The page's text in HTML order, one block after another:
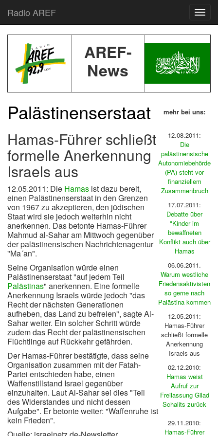
Radio AREF
AREF-
News
Palästinenserstaat
Hamas-Führer schließt
formelle Anerkennung
Israels aus
12.05.2011: Die Hamas ist dazu bereit,
einen Palästinenserstaat in den Grenzen
von 1967 zu akzeptieren, den jüdischen
Staat wird sie jedoch weiterhin nicht
anerkennen. Das betonte Hamas-Führer
Mahmud al-Sahar am Mittwoch gegenüber
der palästinensischen Nachrichtenagentur
"Ma´an".
Seine Organisation würde einen
Palästinenserstaat "auf jedem Teil
Palästinas" anerkennen. Eine formelle
Anerkennung Israels würde jedoch "das
Recht der nächsten Generationen
aufheben, das Land zu befreien", sagte Al-
Sahar weiter. Ein solcher Schritt würde
zudem das Recht der palästinensischen
Flüchtlinge auf Rückkehr gefährden.
Der Hamas-Führer bestätigte, dass seine
Organisation zusammen mit der Fatah-
Partei entschieden habe, einen
Waffenstillstand Israel gegenüber
einzuhalten. Laut Al-Sahar sei dies "Teil
des Widerstandes und nicht dessen
Aufgabe". Er betonte weiter: "Waffenruhe ist
kein Frieden".
mehr bei uns:
12.08.2011:
Die
palästinensische
Autonomiebehörde
(PA) steht vor
finanziellem
Zusammenbruch
17.07.2011:
Debatte über
"Kinder im
bewaffneten
Konflikt auch über
Hamas
06.06.2011.
Warum westliche
Friedensaktivisten
so gerne nach
Palästina kommen
12.05.2011:
Hamas-Führer
schließt formelle
Anerkennung
Israels aus
02.12.2010:
Hamas weist
Aufruf zur
Freilassung Gilad
Schalits zurück
29.11.2010:
Hamas-Führer